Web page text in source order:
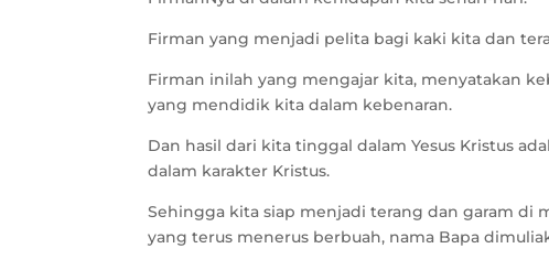
Firman yang menjadi pelita bagi kaki kita dan
Firman inilah yang mengajar kita, menyatakan
yang mendidik kita dalam kebenaran.
Dan hasil dari kita tinggal dalam Yesus Kristus
dalam karakter Kristus.
Sehingga kita siap menjadi terang dan garam di
yang terus menerus berbuah, nama Bapa